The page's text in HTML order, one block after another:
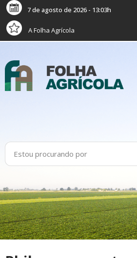
7 de agosto de 2026 - 13:03h
A Folha Agrícola